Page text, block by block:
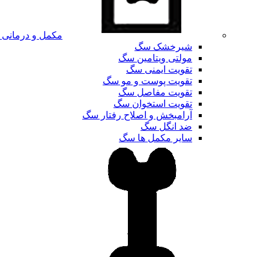
مکمل و
شیرخشک سگ
مولتی ویتامین سگ
تقویت ایمنی سگ
تقویت پوست و مو سگ
تقویت مفاصل سگ
تقویت استخوان سگ
آرامبخش و اصلاح رفتار سگ
ضد انگل سگ
سایر مکمل ها سگ